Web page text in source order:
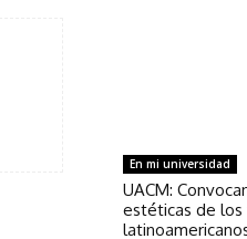
En mi universidad
UACM:
estéticas de los